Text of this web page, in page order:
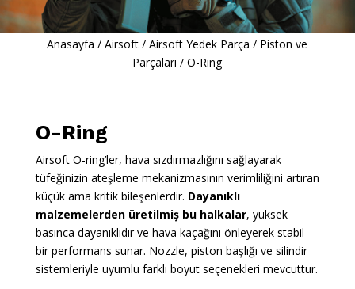
Anasayfa /Airsoft /Airsoft Yedek Parça / Piston ve
Parçaları /O-Ring
O-Ring
Airsoft O-ring’ler, hava sızdırmazlığını sağlayarak
tüfeğinizin ateşleme mekanizmasının verimliliğini artıran
küçük ama kritik bileşenlerdir. Dayanıklı
malzemelerden üretilmiş bu halkalar, yüksek
basınca dayanıklıdır ve hava kaçağını önleyerek stabil
bir performans sunar. Nozzle, piston başlığı ve silindir
sistemleriyle uyumlu farklı boyut seçenekleri mevcuttur.